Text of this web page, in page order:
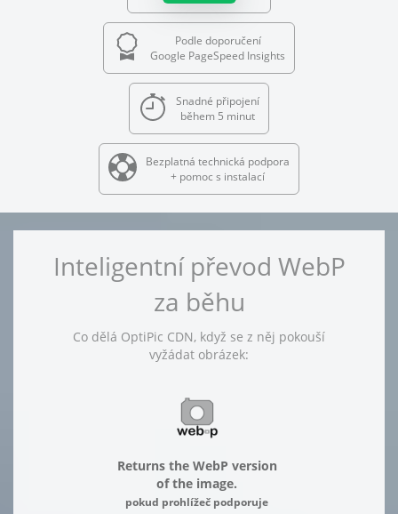
Podle doporučení
Google PageSpeed Insights
Snadné připojení
během 5 minut
Bezplatná technická podpora
+ pomoc s instalací
Inteligentní převod WebP
za běhu
Co dělá OptiPic CDN, když se z něj pokouší
vyžádat obrázek:
Returns the WebP version
of the image.
pokud prohlížeč podporuje